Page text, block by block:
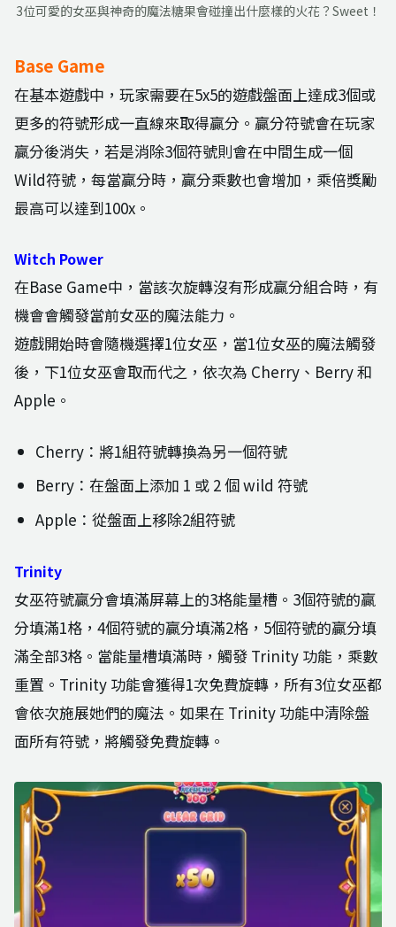
3位可愛的女巫與神奇的魔法糖果會碰撞出什麼樣的火花？Sweet！
Base Game
在基本遊戲中，玩家需要在5x5的遊戲盤面上達成3個或
更多的符號形成一直線來取得贏分。贏分符號會在玩家
贏分後消失，若是消除3個符號則會在中間生成一個
Wild符號，每當贏分時，贏分乘數也會增加，乘倍獎勵
最高可以達到100x。
Witch Power
在Base Game中，當該次旋轉沒有形成贏分組合時，有
機會會觸發當前女巫的魔法能力。
遊戲開始時會隨機選擇1位女巫，當1位女巫的魔法觸發
後，下1位女巫會取而代之，依次為 Cherry、Berry 和
Apple。
Cherry：將1組符號轉換為另一個符號
Berry：在盤面上添加 1 或 2 個 wild 符號
Apple：從盤面上移除2組符號
Trinity
女巫符號贏分會填滿屏幕上的3格能量槽。3個符號的贏
分填滿1格，4個符號的贏分填滿2格，5個符號的贏分填
滿全部3格。當能量槽填滿時，觸發 Trinity 功能，乘數
重置。Trinity 功能會獲得1次免費旋轉，所有3位女巫都
會依次施展她們的魔法。如果在 Trinity 功能中清除盤
面所有符號，將觸發免費旋轉。